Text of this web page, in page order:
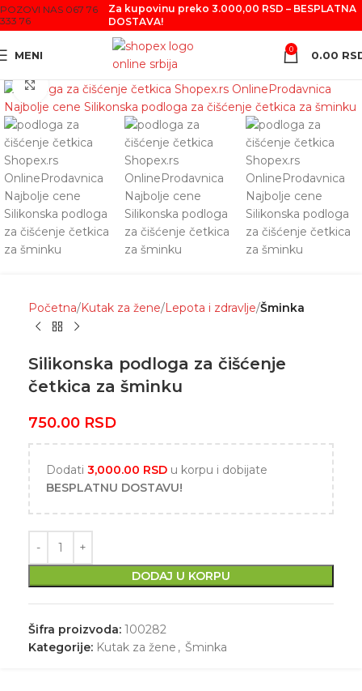
POZOVI NAS 067 76
333 76
Za kupovinu preko 3.000,00 RSD – BESPLATNA
DOSTAVA!
MENI 0 0.00
Click to enlarge
Početna Kutak za žene Lepota i zdravlje Šminka
Silikonska podloga za čišćenje
četkica za šminku
750.00 RSD
Dodati 3,000.00 RSD u korpu i dobijate
BESPLATNU DOSTAVU!
DODAJ U KORPU
Šifra proizvoda: 100282
Kategorije: Kutak za žene , Šminka